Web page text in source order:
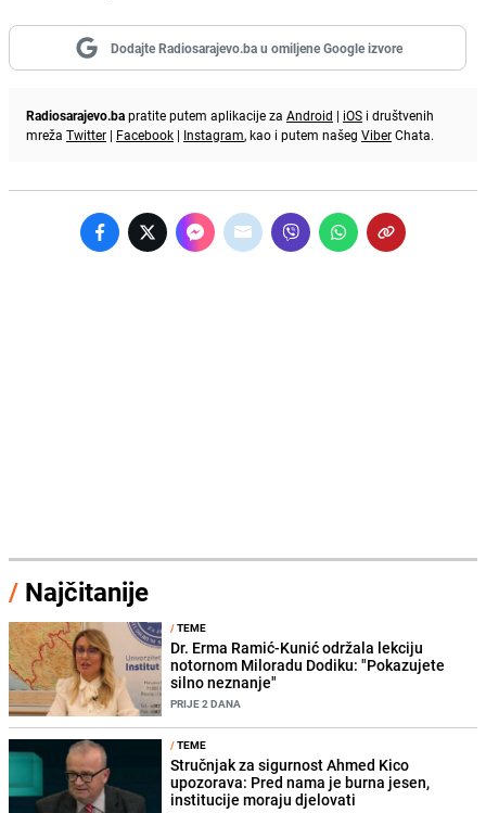
Dodajte Radiosarajevo.ba u omiljene Google izvore
Radiosarajevo.bapratite putem aplikacije za Android | iOS i društvenih
mreža Twitter | Facebook | Instagram, kao i putem našeg ViberChata.
/ Najčitanije
/TEME
Dr. Erma Ramić-Kunić održala lekciju
notornom Miloradu Dodiku: "Pokazujete
silno neznanje"
PRIJE 2 DANA
/TEME
Stručnjak za sigurnost Ahmed Kico
upozorava: Pred nama je burna jesen,
institucije moraju djelovati